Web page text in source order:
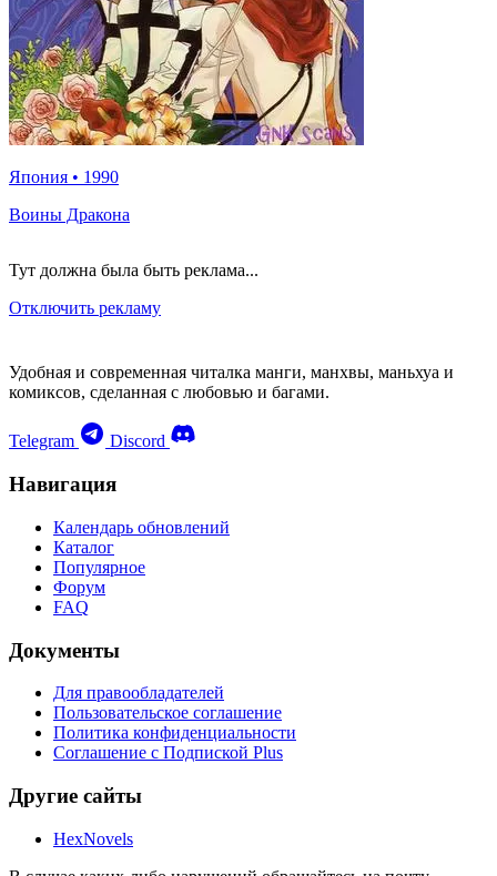
Япония • 1990
Воины Дракона
Тут должна была быть реклама...
Отключить рекламу
Удобная и современная читалка манги, манхвы, маньхуа и
комиксов, сделанная с любовью и багами.
Telegram Discord
Навигация
Календарь обновлений
Каталог
Популярное
Форум
FAQ
Документы
Для правообладателей
Пользовательское соглашение
Политика конфиденциальности
Соглашение с Подпиской Plus
Другие сайты
HexNovels